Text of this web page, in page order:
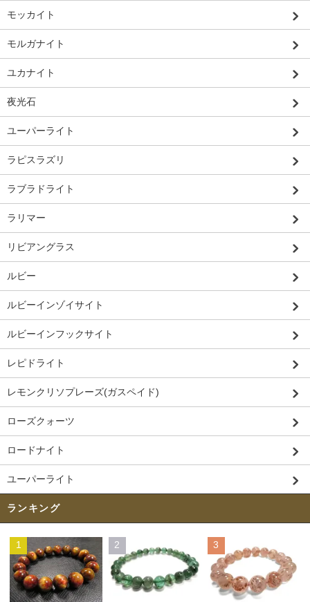
モッカイト
モルガナイト
ユカナイト
夜光石
ユーパーライト
ラピスラズリ
ラブラドライト
ラリマー
リビアングラス
ルビー
ルビーインゾイサイト
ルビーインフックサイト
レピドライト
レモンクリソプレーズ(ガスペイド)
ローズクォーツ
ロードナイト
ユーパーライト
ランキング
1 2 3